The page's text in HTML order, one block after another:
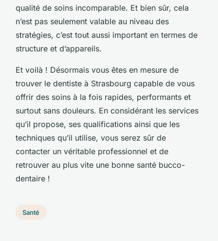
qualité de soins incomparable. Et bien sûr, cela
n’est pas seulement valable au niveau des
stratégies, c’est tout aussi important en termes de
structure et d’appareils.
Et voilà ! Désormais vous êtes en mesure de
trouver le dentiste à Strasbourg capable de vous
offrir des soins à la fois rapides, performants et
surtout sans douleurs. En considérant les services
qu’il propose, ses qualifications ainsi que les
techniques qu’il utilise, vous serez sûr de
contacter un véritable professionnel et de
retrouver au plus vite une bonne santé bucco-
dentaire !
Santé